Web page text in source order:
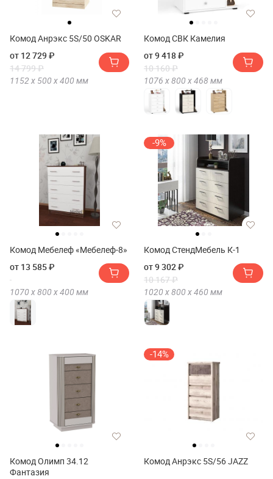
Комод Анрэкс 5S/50 OSKAR
от 12 729 ₽
14 799 ₽
1152 х 500 х400 мм
Комод СВК Камелия
от 9 418 ₽
10 160 ₽
1076 х800 х468мм
Комод Мебелеф «Мебелеф-8»
от 13 585 ₽
1070 х800 х400 мм
-9%
Комод СтендМебель К-1
от 9 302 ₽
10 167 ₽
1020 х800 х460 мм
Комод Олимп 34.12
Фантазия
-14%
Комод Анрэкс 5S/56 JAZZ